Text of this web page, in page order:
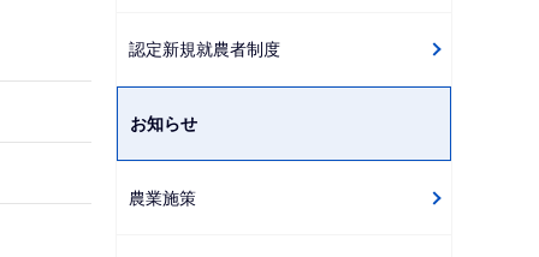
ー
シ
ョ
ン
こ
認定新規就農者制度
お知らせ
農業施策